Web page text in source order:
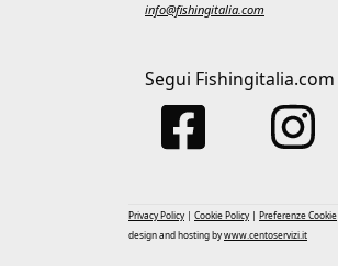
info@fishingitalia.com
Segui Fishingitalia.com
Privacy Policy | Cookie Policy | Preferenze Cookie
design and hosting bywww.centoservizi.it